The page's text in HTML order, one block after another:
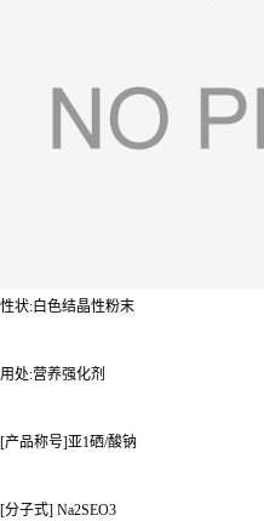
性状:白色结晶性粉末
用处:营养强化剂
[产品称号]亚1硒/酸钠
[分子式] Na2SEO3